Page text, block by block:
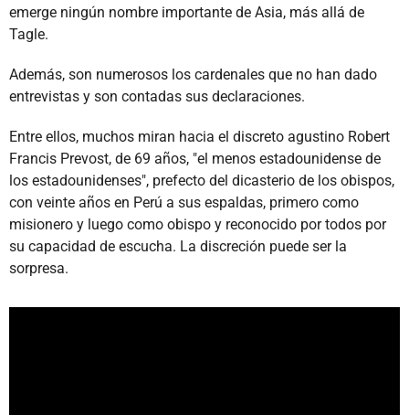
emerge ningún nombre importante de Asia, más allá de
Tagle.
Además, son numerosos los cardenales que no han dado
entrevistas y son contadas sus declaraciones.
Entre ellos, muchos miran hacia el discreto agustino Robert
Francis Prevost, de 69 años, "el menos estadounidense de
los estadounidenses", prefecto del dicasterio de los obispos,
con veinte años en Perú a sus espaldas, primero como
misionero y luego como obispo y reconocido por todos por
su capacidad de escucha. La discreción puede ser la
sorpresa.